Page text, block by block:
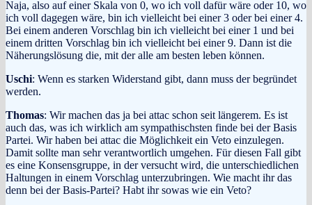
Naja, also auf einer Skala von 0, wo ich voll dafür wäre oder 10, wo
ich voll dagegen wäre, bin ich vielleicht bei einer 3 oder bei einer 4.
Bei einem anderen Vorschlag bin ich vielleicht bei einer 1 und bei
einem dritten Vorschlag bin ich vielleicht bei einer 9. Dann ist die
Näherungslösung die, mit der alle am besten leben können.
Uschi: Wenn es starken Widerstand gibt, dann muss der begründet
werden.
Thomas: Wir machen das ja bei attac schon seit längerem. Es ist
auch das, was ich wirklich am sympathischsten finde bei der Basis
Partei. Wir haben bei attac die Möglichkeit ein Veto einzulegen.
Damit sollte man sehr verantwortlich umgehen. Für diesen Fall gibt
es eine Konsensgruppe, in der versucht wird, die unterschiedlichen
Haltungen in einem Vorschlag unterzubringen. Wie macht ihr das
denn bei der Basis-Partei? Habt ihr sowas wie ein Veto?